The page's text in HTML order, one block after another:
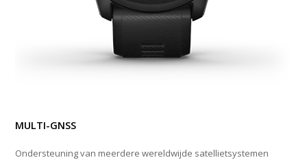
MULTI-GNSS
Ondersteuning van meerdere wereldwijde satellietsystemen